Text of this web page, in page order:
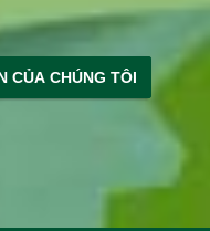
CỦA CHÚNG TÔI